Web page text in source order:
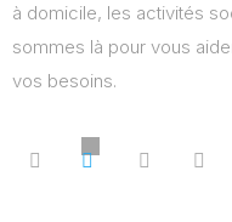
à domicile, les activités
sommes là pour vous
vos besoins.